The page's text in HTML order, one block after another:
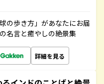
の歩き方」があなたにお届
名言と癒やしの絶景集
詳細を見る